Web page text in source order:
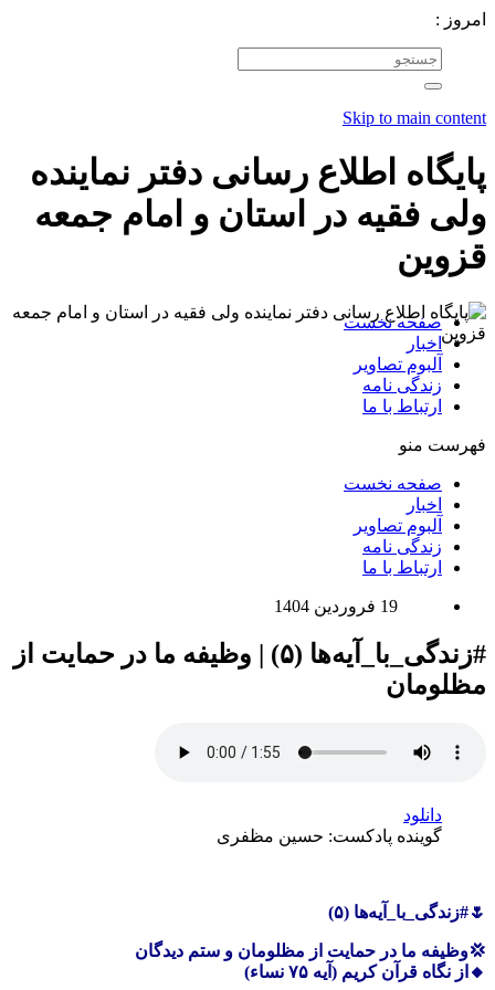
امروز :
Skip to main content
پایگاه اطلاع رسانی دفتر نماینده
ولی فقیه در استان و امام جمعه
قزوین
صفحه نخست
اخبار
آلبوم تصاویر
زندگی نامه
ارتباط با ما
فهرست منو
صفحه نخست
اخبار
آلبوم تصاویر
زندگی نامه
ارتباط با ما
19 فروردين 1404
#زندگی_با_آیه‌ها (۵) | وظیفه ما در حمایت از
مظلومان
دانلود
گوینده پادکست: حسین مظفری
🌷#زندگی_با_آیه‌ها (۵)
💢وظیفه ما در حمایت از مظلومان و ستم دیدگان
🔸از نگاه قرآن کریم (آیه ۷۵ نساء)